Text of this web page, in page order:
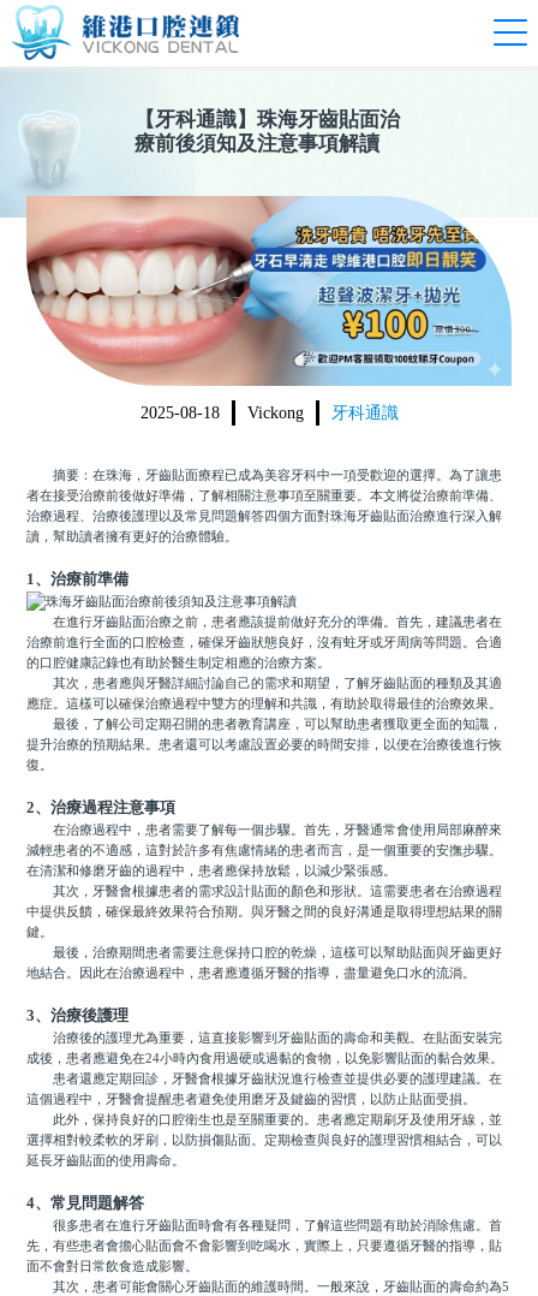
【 牙科通識】 珠海牙齒貼面治
療前後須知及注意事項解讀
2025-08-18 Vickong 牙科通識
摘要：在珠海，牙齒貼面療程已成為美容牙科中一項受歡迎的選擇。為了讓患
者在接受治療前後做好準備，了解相關注意事項至關重要。本文將從治療前準備、
治療過程、治療後護理以及常見問題解答四個方面對珠海牙齒貼面治療進行深入解
讀，幫助讀者擁有更好的治療體驗。
1、治療前準備
在進行牙齒貼面治療之前，患者應該提前做好充分的準備。首先，建議患者在
治療前進行全面的口腔檢查，確保牙齒狀態良好，沒有蛀牙或牙周病等問題。合適
的口腔健康記錄也有助於醫生制定相應的治療方案。
其次，患者應與牙醫詳細討論自己的需求和期望，了解牙齒貼面的種類及其適
應症。這樣可以確保治療過程中雙方的理解和共識，有助於取得最佳的治療效果。
最後，了解公司定期召開的患者教育講座，可以幫助患者獲取更全面的知識，
提升治療的預期結果。患者還可以考慮設置必要的時間安排，以便在治療後進行恢
復。
2、治療過程注意事項
在治療過程中，患者需要了解每一個步驟。首先，牙醫通常會使用局部麻醉來
減輕患者的不適感，這對於許多有焦慮情緒的患者而言，是一個重要的安撫步驟。
在清潔和修磨牙齒的過程中，患者應保持放鬆，以減少緊張感。
其次，牙醫會根據患者的需求設計貼面的顏色和形狀。這需要患者在治療過程
中提供反饋，確保最終效果符合預期。與牙醫之間的良好溝通是取得理想結果的關
鍵。
最後，治療期間患者需要注意保持口腔的乾燥，這樣可以幫助貼面與牙齒更好
地結合。因此在治療過程中，患者應遵循牙醫的指導，盡量避免口水的流淌。
3、治療後護理
治療後的護理尤為重要，這直接影響到牙齒貼面的壽命和美觀。在貼面安裝完
成後，患者應避免在24小時內食用過硬或過黏的食物，以免影響貼面的黏合效果。
患者還應定期回診，牙醫會根據牙齒狀況進行檢查並提供必要的護理建議。在
這個過程中，牙醫會提醒患者避免使用磨牙及鍵齒的習慣，以防止貼面受損。
此外，保持良好的口腔衛生也是至關重要的。患者應定期刷牙及使用牙線，並
選擇相對較柔軟的牙刷，以防損傷貼面。定期檢查與良好的護理習慣相結合，可以
延長牙齒貼面的使用壽命。
4、常見問題解答
很多患者在進行牙齒貼面時會有各種疑問，了解這些問題有助於消除焦慮。首
先，有些患者會擔心貼面會不會影響到吃喝水，實際上，只要遵循牙醫的指導，貼
面不會對日常飲食造成影響。
其次，患者可能會關心牙齒貼面的維護時間。一般來說，牙齒貼面的壽命約為5